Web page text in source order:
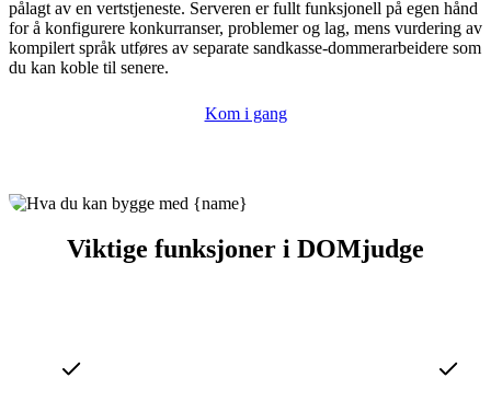
pålagt av en vertstjeneste. Serveren er fullt funksjonell på egen hånd
for å konfigurere konkurranser, problemer og lag, mens vurdering av
kompilert språk utføres av separate sandkasse-dommerarbeidere som
du kan koble til senere.
Kom i gang
Viktige funksjoner i DOMjudge